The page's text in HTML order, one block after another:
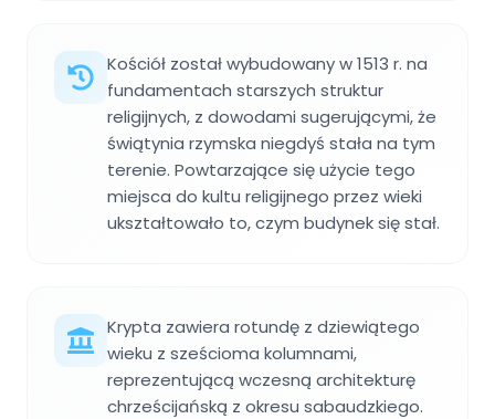
Kościół został wybudowany w 1513 r. na
fundamentach starszych struktur
religijnych, z dowodami sugerującymi, że
świątynia rzymska niegdyś stała na tym
terenie. Powtarzające się użycie tego
miejsca do kultu religijnego przez wieki
ukształtowało to, czym budynek się stał.
Krypta zawiera rotundę z dziewiątego
wieku z sześcioma kolumnami,
reprezentującą wczesną architekturę
chrześcijańską z okresu sabaudzkiego.